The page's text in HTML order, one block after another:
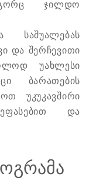
ჯილდო
საშუალებას
და შერჩევითი
უახლესი
ბარათების
უკუკავშირი
და